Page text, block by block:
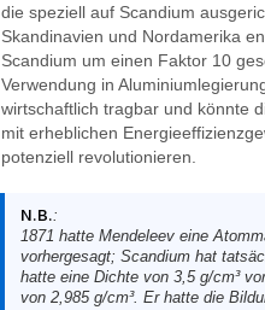
die speziell auf Scandium
Skandinavien und Nordamerika
Scandium um einen Faktor 10
Verwendung in
wirtschaftlich tragbar und könnte
mit erheblichen
potenziell revolutionieren.
N.B.:
1871 hatte Mendeleev eine
vorhergesagt; Scandium hat
hatte eine Dichte von 3,5 g/cm³
von 2,985 g/cm³. Er hatte die